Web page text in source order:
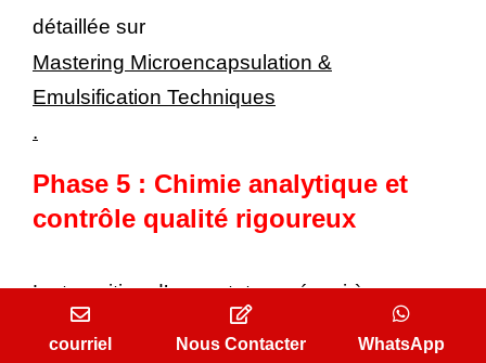
détaillée sur
Mastering Microencapsulation &
Emulsification Techniques
.
Phase 5 : Chimie analytique et
contrôle qualité rigoureux
La transition d’un prototype réussi à une
fabrication commerciale régulière dépend
courriel Nous Contacter WhatsApp